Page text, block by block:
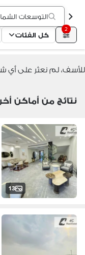
التوسعات
2
كل الفئات
للأسف، لم نعثر على أي
نتائج من أماكن
13